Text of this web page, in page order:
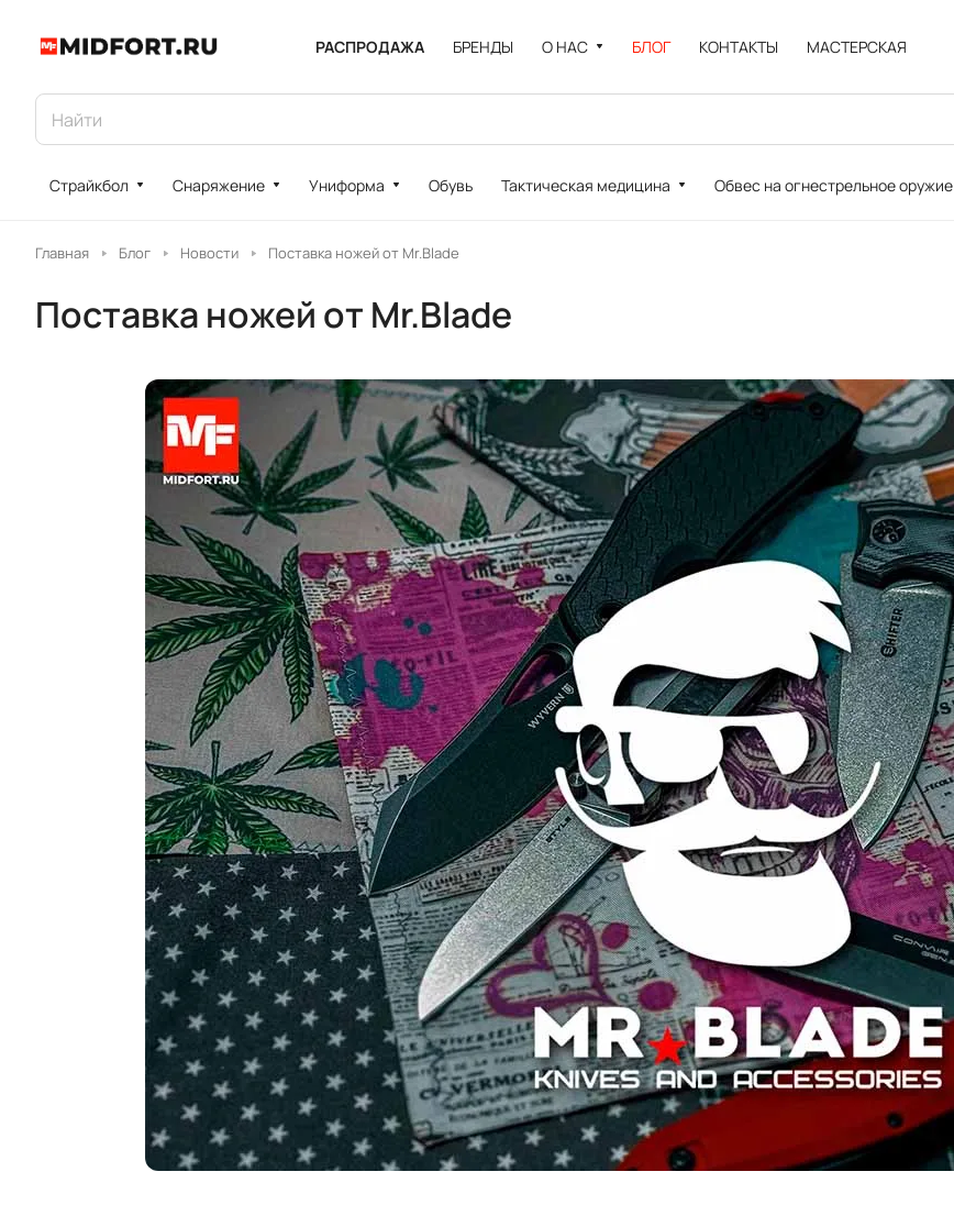
РАСПРОДАЖА БРЕНДЫ О НАС БЛОГ КОНТАКТЫ МАСТЕРСКАЯ
Страйкбол Снаряжение Униформа Обувь Тактическая медицина Обвес на огнестрельное оружие
Главная Блог Новости Поставка ножей от Mr.Blade
Поставка ножей от Mr.Blade